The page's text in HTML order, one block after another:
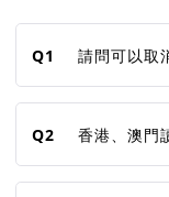
Q1
請問可以取
Q2 香港、澳門